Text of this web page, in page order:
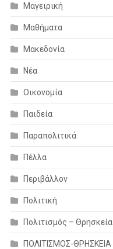
Μαγειρική
Μαθήματα
Μακεδονία
Νέα
Οικονομία
Παιδεία
Παραπολιτικά
Πέλλα
Περιβάλλον
Πολιτική
Πολιτισμός – Θρησκεία
ΠΟΛΙΤΙΣΜΟΣ-ΘΡΗΣΚΕΙΑ